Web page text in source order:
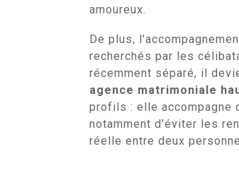
amoureux.
De plus,
recherchés par les
récemment séparé, il
agence matrimoniale
profils : elle accompagne
notamment d’éviter les
réelle entre deux